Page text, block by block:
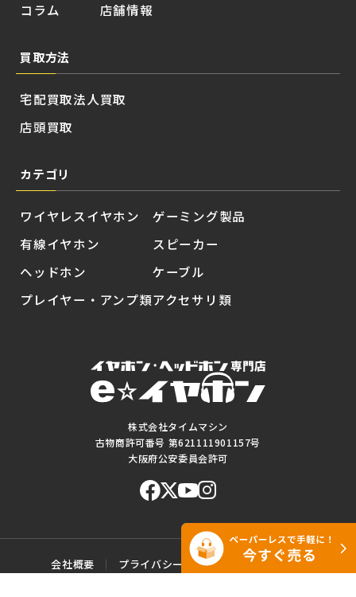
株式会社タイムマシン
古物商許可番号 第621111901157号
大阪府公安委員会許可
コラム
店舗情報
買取方法
宅配買取
店頭買取
法人買取
カテゴリ
ワイヤレスイヤホン
有線イヤホン
ヘッドホン
プレイヤー・アンプ類
ゲーミング製品
スピーカー
ケーブル
アクセサリ類
会社概要 プライバシーポリシー
ご利用規約